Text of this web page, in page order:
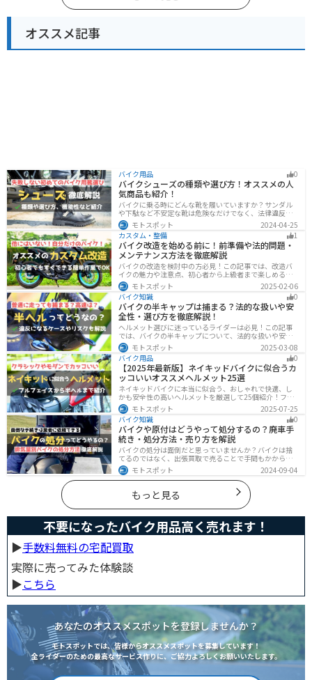
オススメ記事
バイク用品 0
バイクシューズの種類や選び方！オススメの人
気商品も紹介！
バイクに乗る時にどんな靴を履いていますか？サンダル
や下駄など不安定な靴は危険なだけでなく、法律違反に
なる可能性もあります。バイクに乗るときはバイク用に
作られた専用の靴を履くようにしましょう。操作性や安
全性の向上性だけでなく、バイクとの一体感でよりカッ
コよくなります。
モトスポット
2024-04-25
カスタム・整備
1
バイク改造を始める前に！前準備や法的問題・
メンテナンス方法を徹底解説
バイクの改造を検討中の方必見！この記事では、改造バ
イクの魅力や注意点、初心者から上級者まで楽しめる改
造方法を紹介しています。実は、改造で補償内容や保険
料が変わる場合があるため、保険会社への確認は必須で
す。この記事を読めば、安全に配慮しつつ、カスタムバ
イクを楽しむコツがわかります。
モトスポット
2025-02-06
バイク知識
0
バイクの半キャップは捕まる？法的な扱いや安
全性・選び方を徹底解説！
ヘルメット選びに迷っているライダーは必見！この記事
では、バイクの半キャップについて、法的な扱いや安全
性、選び方を詳しく解説しています。実は、法律で認め
られていても、状況によっては違法となる可能性がある
ので注意が必要です。この記事を読めば、ヘルメットを
正しく選ぶヒントが得られます。
モトスポット
2025-03-08
バイク用品
0
【2025年最新版】ネイキッドバイクに似合うカ
ッコいいオススメヘルメット25選
ネイキッドバイクに本当に似合う、おしゃれで快適、し
かも安全性の高いヘルメットを厳選して25個紹介！フル
フェイス・ジェット・システムなどタイプ別に特徴や選
び方も徹底解説。街乗りやツーリング、初心者からベテ
ランまで満足できるモデルを集めました。
モトスポット
2025-07-25
バイク知識
0
バイクや原付はどうやって処分するの？廃車手
続き・処分方法・売り方を解説
バイクの処分は面倒だと思っていませんか？バイクは捨
てるのではなく、出張買取で売ることで手間もかからず
お金にできます。売る以外の選択肢も含めて処分方法を
まとめていますので、バイクを処分しようとしている人
は参考にしてください。
モトスポット 2024-09-04
もっと見る
不要になったバイク用品高く売れます！
▶︎手数料無料の宅配買取
実際に売ってみた体験談
▶︎こちら
あなたのオススメスポットを登録しませんか？
モトスポットでは、皆様からオススメスポットを募集しています！
全ライダーのための最高なサービス作りに、ご協力よろしくお願いいたします。